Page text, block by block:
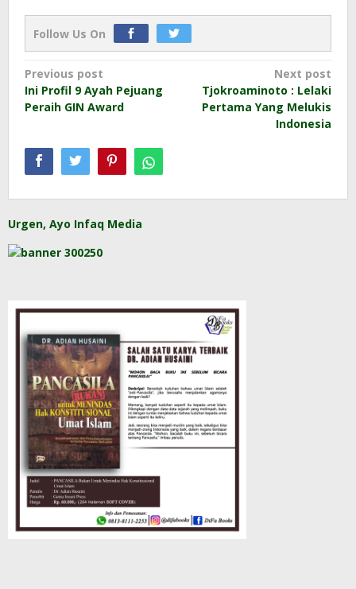
Follow Us On
Post
navigation
Previous post
Ini Profil 9 Ayah Pejuang
Peraih GIN Award
Next post
Tjokroaminoto : Lelaki
Pertama Yang Melukis
Indonesia
Urgen, Ayo Infaq Media